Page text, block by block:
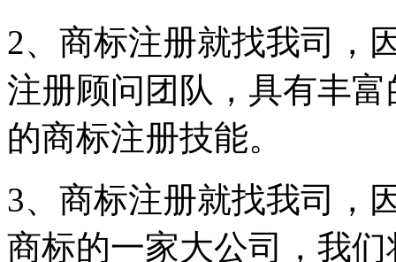
2、商标注册就找我司，
注册顾问团队，具有丰
的商标注册技能。
3、商标注册就找我司，
商标的一家大公司，我